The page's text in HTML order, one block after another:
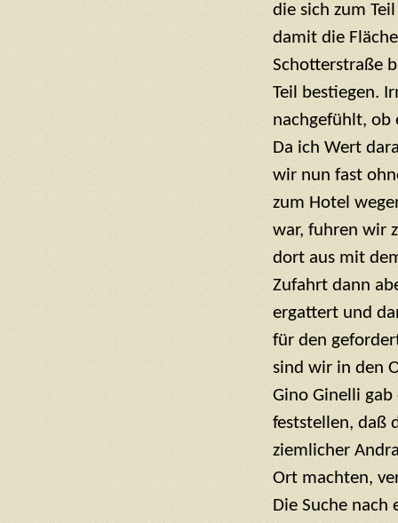
die sich zum
damit die
Schotterstraße
Teil bestiegen.
nachgefühlt, ob
Da ich Wert
wir nun fast
zum Hotel
war, fuhren wir
dort aus mit
Zufahrt dann
ergattert und
für den
sind wir in den
Gino Ginelli
feststellen, daß
ziemlicher
Ort machten,
Die Suche